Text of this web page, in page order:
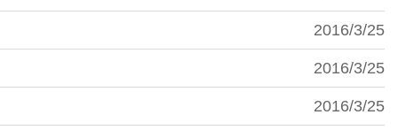
2016/3/25
2016/3/25
2016/3/25